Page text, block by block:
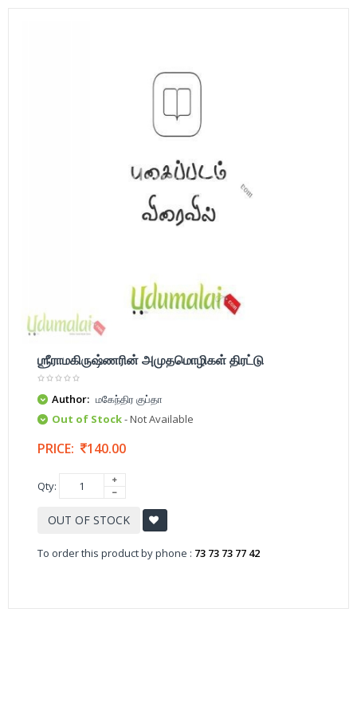
ஶ்ரீராமகிருஷ்ணரின் அமுதமொழிகள் திரட்டு
Author: மகேந்திர குப்தா
Out of Stock- Not Available
PRICE: 140.00
Qty:
OUT OF STOCK
To order this product by phone : 73 73 73 77 42